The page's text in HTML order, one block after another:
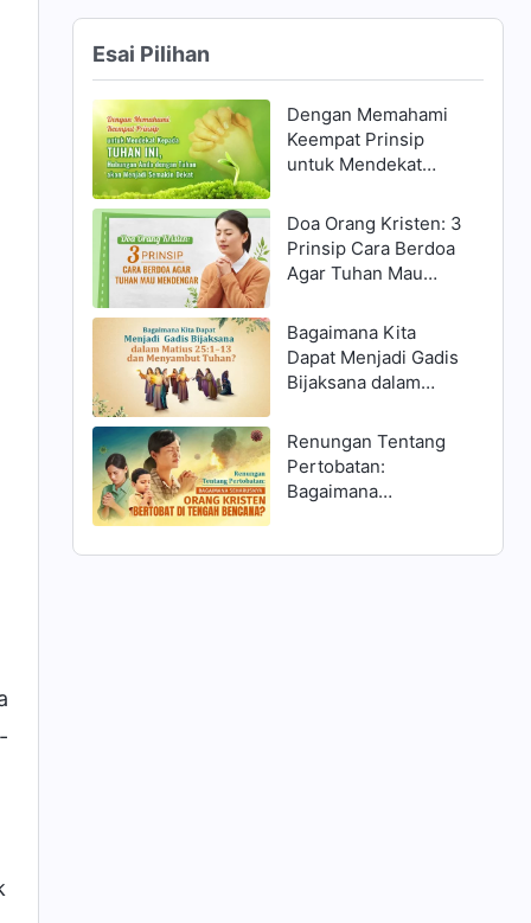
Esai Pilihan
Dengan Memahami
Keempat Prinsip
untuk Mendekat
Hubungan Anda
dengan Tuhan akan
Menjadi Semakin
Dekat
Doa Orang Kristen: 3
Prinsip Cara Berdoa
Agar Tuhan Mau
Bagaimana Kita
Dapat Menjadi Gadis
Bijaksana dalam
Menyambut Tuhan?
Renungan Tentang
Pertobatan:
Bagaimana